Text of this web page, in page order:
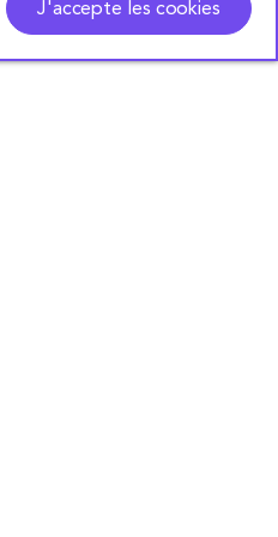
J'accepte les cookies